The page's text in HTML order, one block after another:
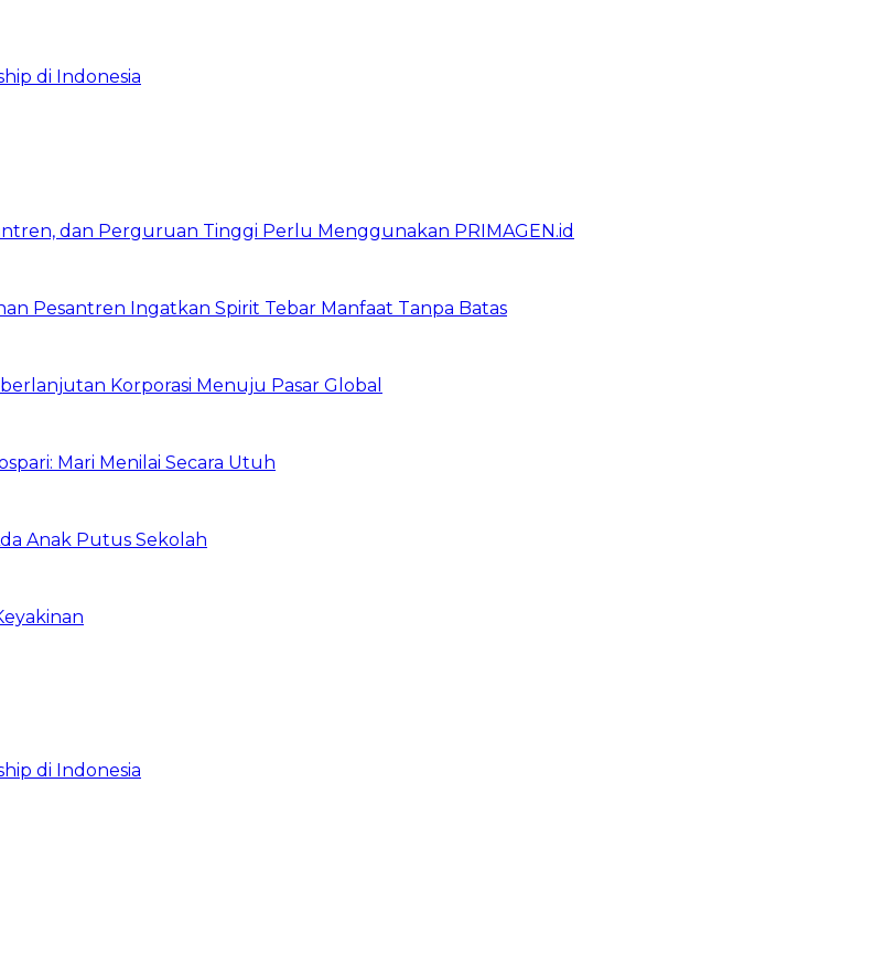
di Indonesia
dan Perguruan Tinggi Perlu Menggunakan PRIMAGEN.id
Pesantren Ingatkan Spirit Tebar Manfaat Tanpa Batas
Korporasi Menuju Pasar Global
Mari Menilai Secara Utuh
Anak Putus Sekolah
di Indonesia